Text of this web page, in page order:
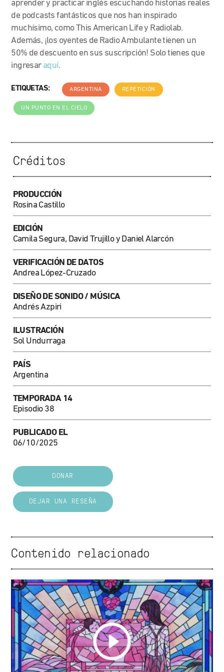
aprender y practicar inglés escuchando historias reales
de podcasts fantásticos que nos han inspirado
muchísimo, como This American Lifey Radiolab.
Además, ¡los oyentes de Radio Ambulante tienen un
50% de descuento en sus suscripción! Solo tienes que
ingresar aquí.
ETIQUETAS: ARGENTINA REPETICIÓN
UN PUNTO EN EL CIELO
Créditos
PRODUCCIÓN
Rosina Castillo
EDICIÓN
Camila Segura, David Trujillo y Daniel Alarcón
VERIFICACIÓN DE DATOS
Andrea López-Cruzado
DISEÑO DE SONIDO / MÚSICA
Andrés Azpiri
ILUSTRACIÓN
Sol Undurraga
PAÍS
Argentina
TEMPORADA 14
Episodio 38
PUBLICADO EL
06/10/2025
DONAR
DEJAR UNA RESEÑA
Contenido relacionado